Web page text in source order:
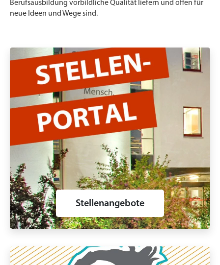
Berufsausbildung vorbildliche Qualität liefern und offen für
neue Ideen und Wege sind.
Stellenangebote